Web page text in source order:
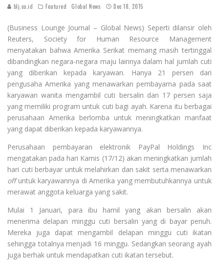
blj.co.id Featured Global News Dec 18, 2015
(Business Lounge Journal – Global News) Seperti dilansir oleh
Reuters, Society for Human Resource Management
menyatakan bahwa Amerika Serikat memang masih tertinggal
dibandingkan negara-negara maju lainnya dalam hal jumlah cuti
yang diberikan kepada karyawan. Hanya 21 persen dari
pengusaha Amerika yang menawarkan pembayarna pada saat
karyawan wanita mengambil cuti bersalin dan 17 persen saja
yang memiliki program untuk cuti bagi ayah. Karena itu berbagai
perusahaan Amerika berlomba untuk meningkatkan manfaat
yang dapat diberikan kepada karyawannya.
Perusahaan pembayaran elektronik PayPal Holdings Inc
mengatakan pada hari Kamis (17/12) akan meningkatkan jumlah
hari cuti berbayar untuk melahirkan dan sakit serta menawarkan
offuntuk karyawannya di Amerika yang membutuhkannya untuk
merawat anggota keluarga yang sakit.
Mulai 1 Januari, para ibu hamil yang akan bersalin akan
menerima delapan minggu cuti bersalin yang di bayar penuh.
Mereka juga dapat mengambil delapan minggu cuti ikatan
sehingga totalnya menjadi 16 minggu. Sedangkan seorang ayah
juga berhak untuk mendapatkan cuti ikatan tersebut.